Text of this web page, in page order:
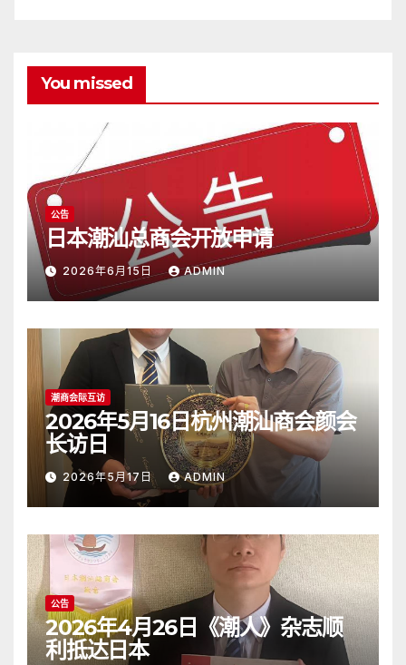
You missed
公告
日本潮汕总商会开放申请
2026年6月15日 ADMIN
潮商会际互访
2026年5月16日杭州潮汕商会颜会
长访日
2026年5月17日 ADMIN
公告
2026年4月26日《潮人》杂志顺
利抵达日本